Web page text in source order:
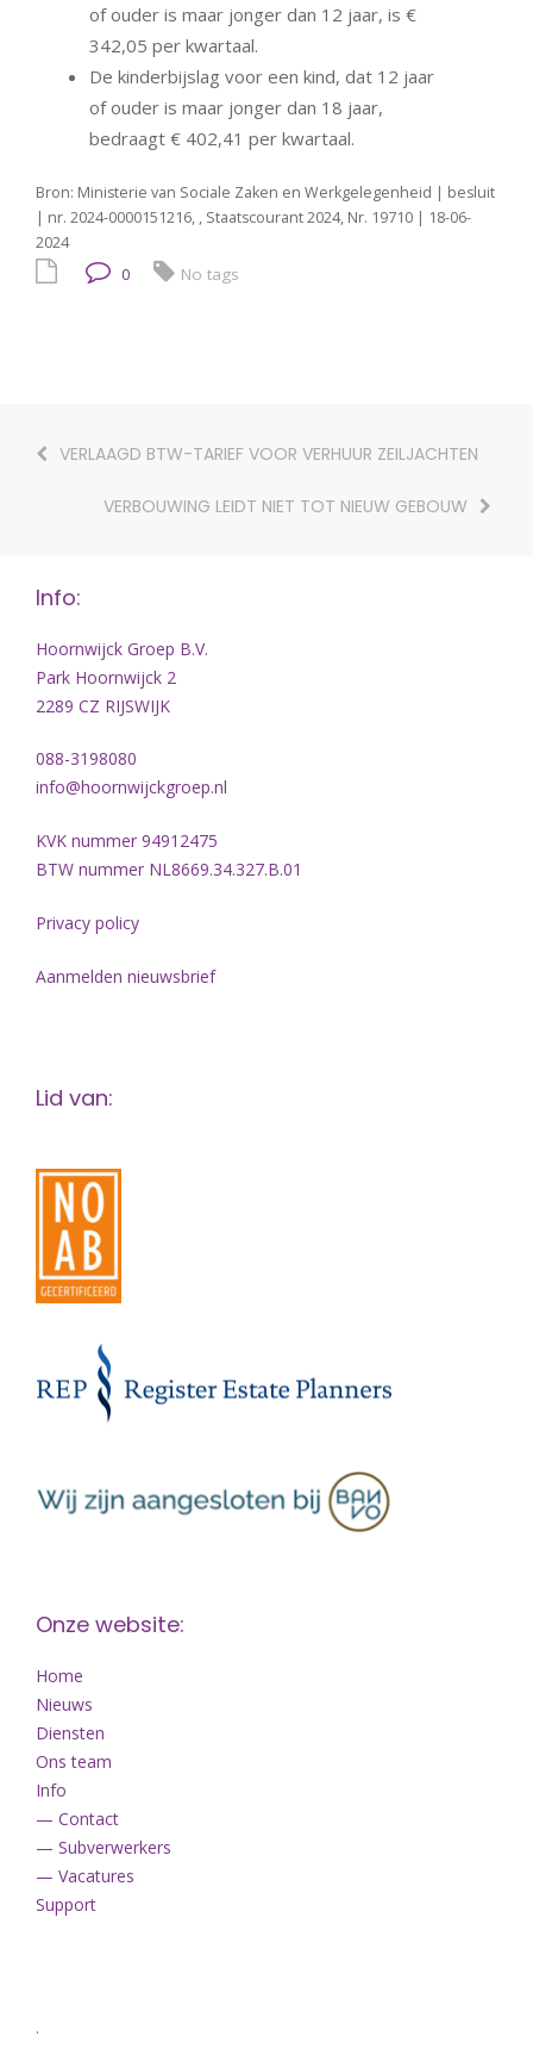
of ouder is maar jonger dan 12 jaar, is €
342,05 per kwartaal.
De kinderbijslag voor een kind, dat 12 jaar
of ouder is maar jonger dan 18 jaar,
bedraagt € 402,41 per kwartaal.
Bron: Ministerie van Sociale Zaken en Werkgelegenheid | besluit
| nr. 2024-0000151216, , Staatscourant 2024, Nr. 19710 | 18-06-
2024
0 No tags
VERLAAGD BTW-TARIEF VOOR VERHUUR ZEILJACHTEN
VERBOUWING LEIDT NIET TOT NIEUW GEBOUW
Info:
Hoornwijck Groep B.V.
Park Hoornwijck 2
2289 CZ RIJSWIJK
088-3198080
info@hoornwijckgroep.nl
KVK nummer 94912475
BTW nummer NL8669.34.327.B.01
Privacy policy
Aanmelden nieuwsbrief
Lid van:
Onze website:
Home
Nieuws
Diensten
Ons team
Info
— Contact
— Subverwerkers
— Vacatures
Support
.